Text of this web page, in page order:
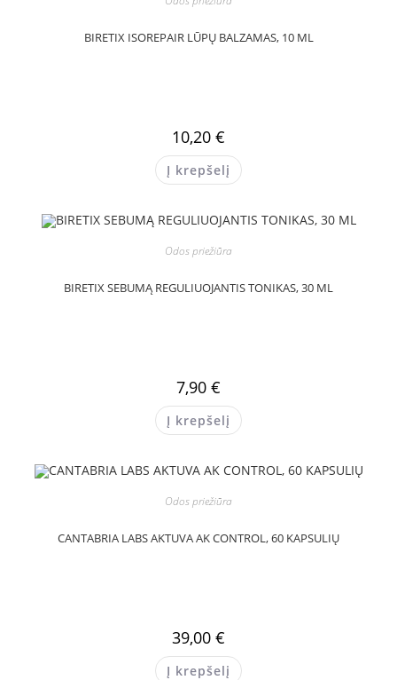
BIRETIX ISOREPAIR LŪPŲ BALZAMAS, 10 ML
10,20 €
Į krepšelį
Odos priežiūra
BIRETIX SEBUMĄ REGULIUOJANTIS TONIKAS, 30 ML
7,90 €
Į krepšelį
Odos priežiūra
CANTABRIA LABS AKTUVA AK CONTROL, 60 KAPSULIŲ
39,00 €
Į krepšelį